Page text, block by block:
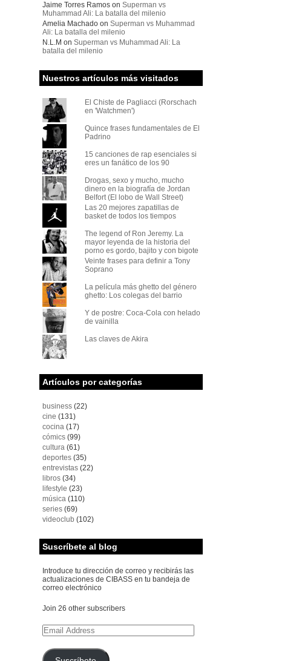
Jaime Torres Ramoson Superman vs
Muhammad Ali: La batalla del milenio
Amelia Machadoon Superman vs Muhammad
Ali: La batalla del milenio
N.L.M on Superman vs Muhammad Ali: La
batalla del milenio
Nuestros artículos más visitados
El Chiste de Pagliacci (Rorschach
en 'Watchmen')
Quince frases fundamentales de El
Padrino
15 canciones de rap esenciales si
eres un fanático de los 90
Drogas, sexo y mucho, mucho
dinero en la biografía de Jordan
Belfort (El lobo de Wall Street)
Las 20 mejores zapatillas de
basket de todos los tiempos
The legend of Ron Jeremy. La
mayor leyenda de la historia del
porno es gordo, bajito y con bigote
Veinte frases para definir a Tony
Soprano
La película más ghetto del género
ghetto: Los colegas del barrio
Y de postre: Coca-Cola con helado
de vainilla
Las claves de Akira
Artículos por categorías
business(22)
cine (131)
cocina(17)
cómics(99)
cultura(61)
deportes(35)
entrevistas(22)
libros(34)
lifestyle (23)
música(110)
series(69)
videoclub (102)
Suscríbete al blog
Introduce tu dirección de correo y recibirás las
actualizaciones de CIBASS en tu bandeja de
correo electrónico
Join 26 other subscribers
Email
Address